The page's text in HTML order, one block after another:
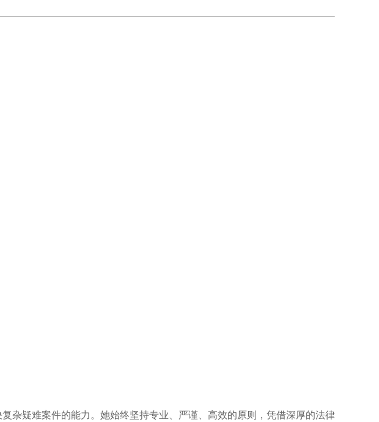
杂疑难案件的能力。她始终坚持专业、严谨、高效的原则，凭借深厚的法律